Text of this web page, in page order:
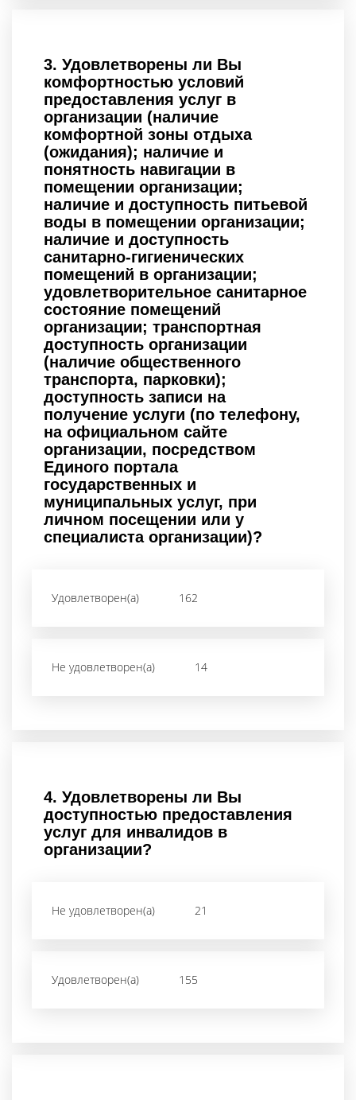
3. Удовлетворены ли Вы
комфортностью условий
предоставления услуг в
организации (наличие
комфортной зоны отдыха
(ожидания); наличие и
понятность навигации в
помещении организации;
наличие и доступность питьевой
воды в помещении организации;
наличие и доступность
санитарно-гигиенических
помещений в организации;
удовлетворительное санитарное
состояние помещений
организации; транспортная
доступность организации
(наличие общественного
транспорта, парковки);
доступность записи на
получение услуги (по телефону,
на официальном сайте
организации, посредством
Единого портала
государственных и
муниципальных услуг, при
личном посещении или у
специалиста организации)?
Удовлетворен(а) 162
Не удовлетворен(а) 14
4. Удовлетворены ли Вы
доступностью предоставления
услуг для инвалидов в
организации?
Не удовлетворен(а) 21
Удовлетворен(а) 155